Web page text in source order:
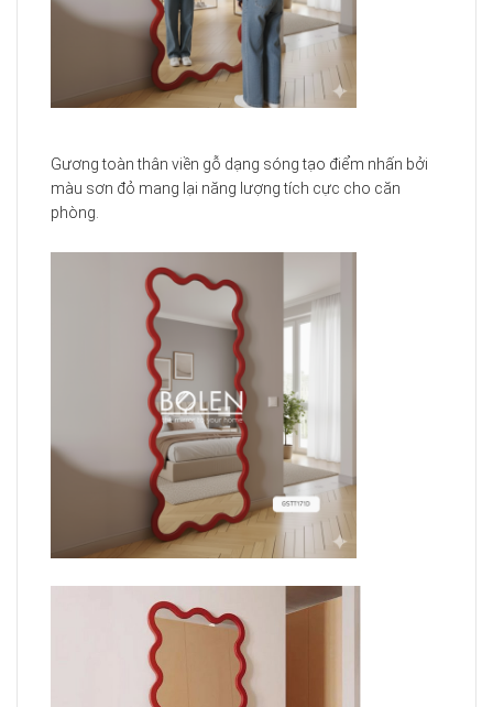
Gương toàn thân viền gỗ dạng sóng tạo điểm nhấn bởi
màu sơn đỏ mang lại năng lượng tích cực cho căn
phòng.